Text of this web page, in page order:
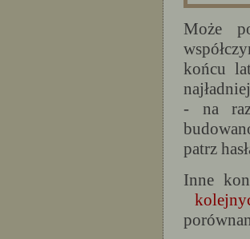
Może
końcu
- na
patrz
Inne